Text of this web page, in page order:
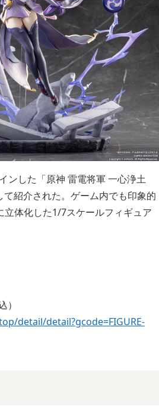
ンした「原神 雷電将軍 一心浄土
紹介された。ゲーム内でも印象的
立体化した1/7スケールフィギュア
detail/detail?gcode=FIGURE-